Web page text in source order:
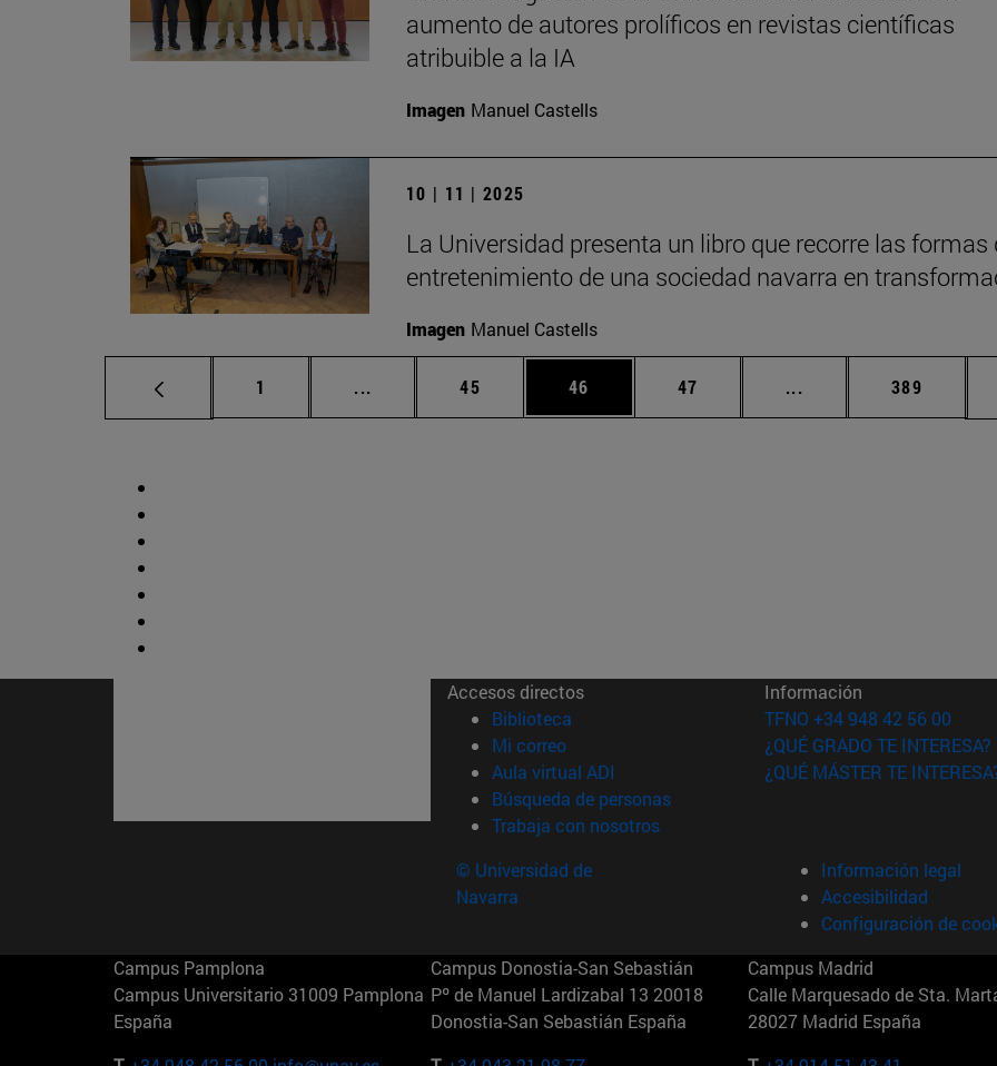
aumento de autores prolíficos en revistas científicas
atribuible a la IA
Imagen Manuel Castells
10 | 11 | 2025
La Universidad presenta un libro que recorre las formas
entretenimiento de una sociedad navarra en
Imagen Manuel Castells
Página
1 ... Páginas intermedias Use TAB para desplazarse.
Página
45 Página
46 Página
47 ... Páginas intermedias
Página
389
Accesos directos
Biblioteca (abre en nueva ventana)
Mi correo(abre en nueva ventana)
Aula virtual ADI (abre en nueva ventana)
Búsqueda de personas(abre en nueva ventana)
Trabaja con nosotros(abre en nueva ventana)
Información
TFNO +34 948 42 56 00
¿QUÉ GRADO TE INTERESA?
¿QUÉ MÁSTER TE
© Universidad de
Navarra
Información legal
Accesibilidad
Configuración de
Campus Pamplona
Campus Universitario 31009 Pamplona
España
Campus Donostia-San Sebastián
Pº de Manuel Lardizabal 13 20018
Donostia-San Sebastián España
Campus Madrid
Calle Marquesado de Sta.
28027 Madrid España